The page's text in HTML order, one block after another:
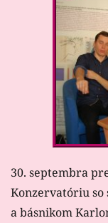
30. septembra
Konzervatóriu
a básnikom